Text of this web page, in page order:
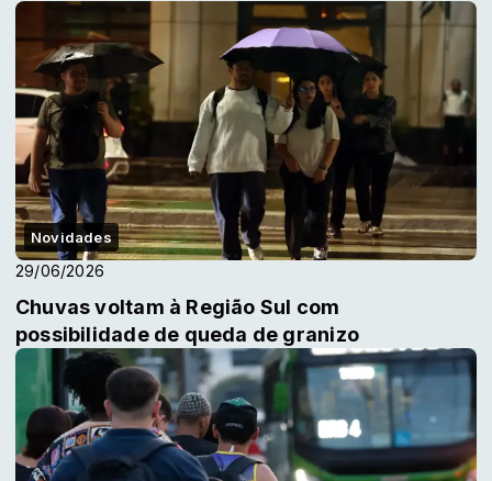
Novidades
29/06/2026
Chuvas voltam à Região Sul com
possibilidade de queda de granizo